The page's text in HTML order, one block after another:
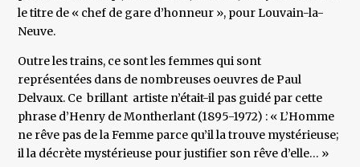
le titre de « chef de gare d’honneur », pour Louvain-la-
Neuve.
Outre les trains, ce sont les femmes qui sont
représentées dans de nombreuses oeuvres de Paul
Delvaux. Ce brillant artiste n’était-il pas guidé par cette
phrase d’Henry de Montherlant (1895-1972) : « L’Homme
ne rêve pas de la Femme parce qu’il la trouve mystérieuse;
il la décrète mystérieuse pour justifier son rêve d’elle… »